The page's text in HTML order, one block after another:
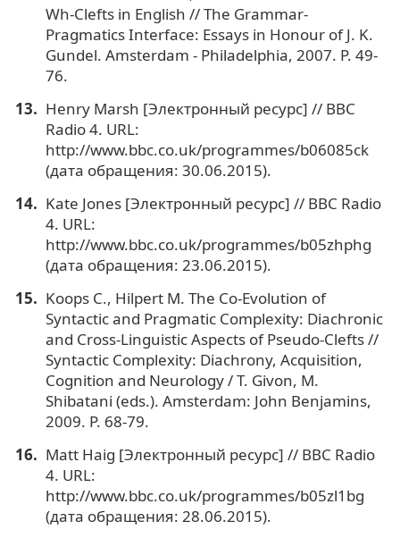
Wh-Clefts in English // The Grammar-
Pragmatics Interface: Essays in Honour of J. K.
Gundel. Amsterdam - Philadelphia, 2007. P. 49-
76.
Henry Marsh [Электронный ресурс] // BBC
Radio 4. URL:
http://www.bbc.co.uk/programmes/b06085ck
(дата обращения: 30.06.2015).
Kate Jones [Электронный ресурс] // BBC Radio
4. URL:
http://www.bbc.co.uk/programmes/b05zhphg
(дата обращения: 23.06.2015).
Koops C., Hilpert M. The Co-Evolution of
Syntactic and Pragmatic Complexity: Diachronic
and Cross-Linguistic Aspects of Pseudo-Clefts //
Syntactic Complexity: Diachrony, Acquisition,
Cognition and Neurology / T. Givon, M.
Shibatani (eds.). Amsterdam: John Benjamins,
2009. P. 68-79.
Matt Haig [Электронный ресурс] // BBC Radio
4. URL:
http://www.bbc.co.uk/programmes/b05zl1bg
(дата обращения: 28.06.2015).